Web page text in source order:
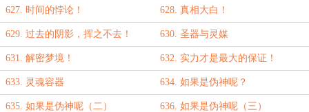
627. 时间的悖论！ 628. 真相大白！
629. 过去的阴影，挥之不去！ 630. 圣器与灵媒
631. 解密梦境！ 632. 实力才是最大的保证！
633. 灵魂容器 634. 如果是伪神呢？
635. 如果是伪神呢（二） 636. 如果是伪神呢（三）